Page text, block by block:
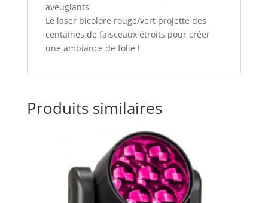
aveuglants
Le laser bicolore rouge/vert projette des
centaines de faisceaux étroits pour créer
une ambiance de folie !
Produits similaires